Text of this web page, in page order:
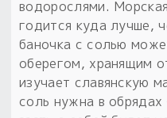
Обрядовые предметы
Расходные материалы
Готовые заговоры и
Об авторе и
Наборы для книг
Электронные книги
Гадание он-лайн
Приложение для
30 вариантов
Предметы
Магические наборы
Для алтаря
водорослями.
годится куда лучше,
баночка с солью
оберегом, хранящим
изучает славянскую
соль нужна в обрядах